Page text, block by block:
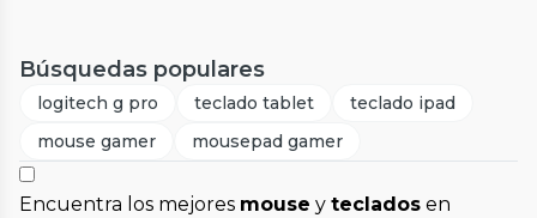
Búsquedas populares
logitech g pro teclado tablet
teclado ipad
mouse gamer
mousepad gamer
Encuentra los mejores mouse y teclados en